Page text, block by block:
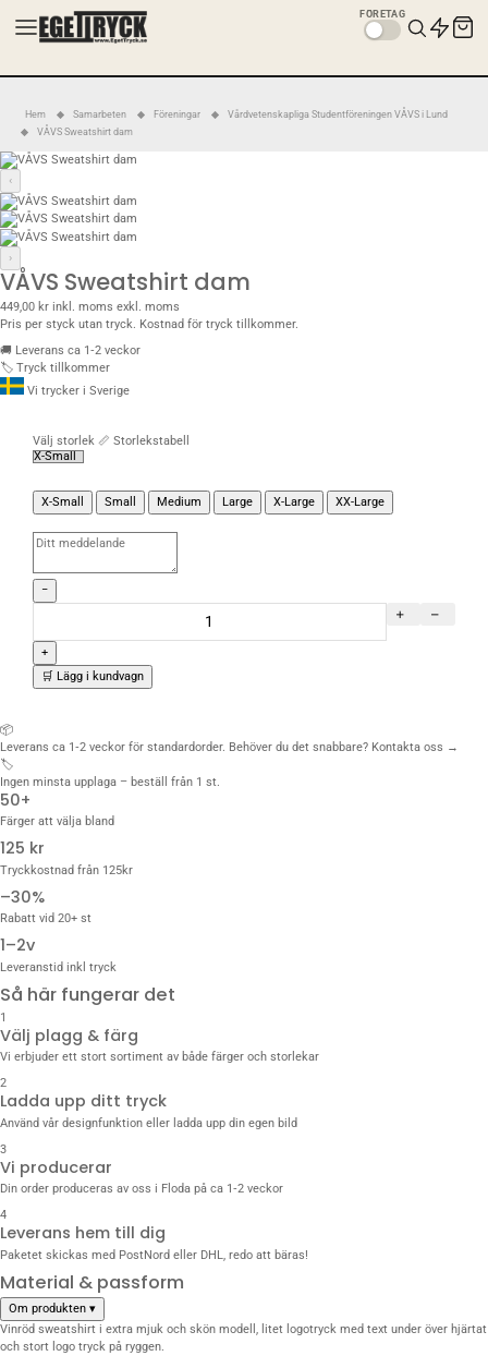
FÖRETAG
Hem Samarbeten Föreningar
Vårdvetenskapliga Studentföreningen VÅVS i Lund
VÅVS Sweatshirt dam
‹
›
VÅVS Sweatshirt dam
449,00 kr inkl. moms exkl. moms
Pris per styck utan tryck. Kostnad för tryck tillkommer.
🚚 Leverans ca 1‑2 veckor
🏷️ Tryck tillkommer
Vi trycker i Sverige
Välj storlek 📏 Storlekstabell
X-Small Small Medium Large X-Large XX-Large
−
+
🛒 Lägg i kundvagn
📦
Leverans ca 1‑2 veckor för standardorder. Behöver du det snabbare? Kontakta oss →
🏷️
Ingen minsta upplaga – beställ från 1 st.
50+
Färger att välja bland
125 kr
Tryckkostnad från 125kr
–30%
Rabatt vid 20+ st
1–2v
Leveranstid inkl tryck
Så här fungerar det
1
Välj plagg & färg
Vi erbjuder ett stort sortiment av både färger och storlekar
2
Ladda upp ditt tryck
Använd vår designfunktion eller ladda upp din egen bild
3
Vi producerar
Din order produceras av oss i Floda på ca 1‑2 veckor
4
Leverans hem till dig
Paketet skickas med PostNord eller DHL, redo att bäras!
Material & passform
Om produkten ▾
Vinröd sweatshirt i extra mjuk och skön modell, litet logotryck med text under över hjärtat
och stort logo tryck på ryggen.